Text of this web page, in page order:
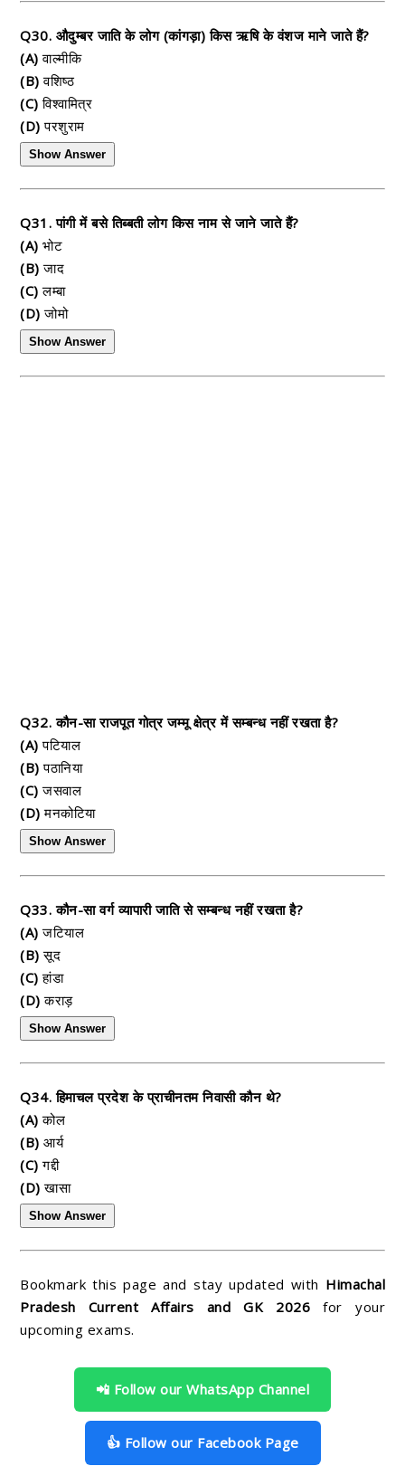
Q30. औदुम्बर जाति के लोग (कांगड़ा) किस ऋषि के वंशज माने जाते हैं?
(A) वाल्मीकि
(B) वशिष्ठ
(C) विश्वामित्र
(D) परशुराम
Show Answer
Q31. पांगी में बसे तिब्बती लोग किस नाम से जाने जाते हैं?
(A) भोट
(B) जाद
(C) लम्बा
(D) जोमो
Show Answer
Q32. कौन-सा राजपूत गोत्र जम्मू क्षेत्र में सम्बन्ध नहीं रखता है?
(A) पटियाल
(B) पठानिया
(C) जसवाल
(D) मनकोटिया
Show Answer
Q33. कौन-सा वर्ग व्यापारी जाति से सम्बन्ध नहीं रखता है?
(A) जटियाल
(B) सूद
(C) हांडा
(D) कराड़
Show Answer
Q34. हिमाचल प्रदेश के प्राचीनतम निवासी कौन थे?
(A) कोल
(B) आर्य
(C) गद्दी
(D) खासा
Show Answer
Bookmark this page and stay updated with Himachal
Pradesh Current Affairs and GK 2026 for your
upcoming exams.
📲 Follow our WhatsApp Channel
👍 Follow our Facebook Page